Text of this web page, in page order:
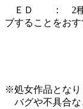
ＥＤ ： 2種類
ブすることをおす
※処女作品となり
バグや不具合な